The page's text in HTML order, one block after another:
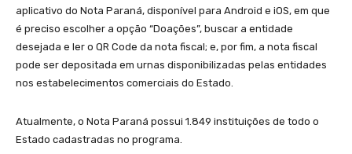
aplicativo do Nota Paraná, disponível para Android e iOS, em que
é preciso escolher a opção “Doações”, buscar a entidade
desejada e ler o QR Code da nota fiscal; e, por fim, a nota fiscal
pode ser depositada em urnas disponibilizadas pelas entidades
nos estabelecimentos comerciais do Estado.
Atualmente, o Nota Paraná possui 1.849 instituições de todo o
Estado cadastradas no programa.